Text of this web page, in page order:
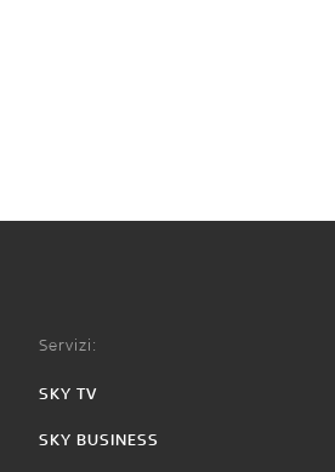
Servizi:
SKY TV
SKY BUSINESS